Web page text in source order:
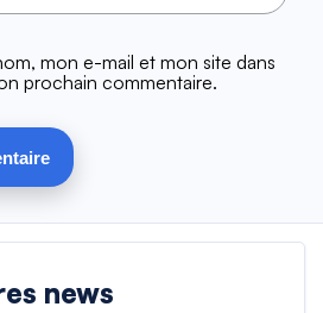
mon e-mail et mon site dans
prochain commentaire.
news